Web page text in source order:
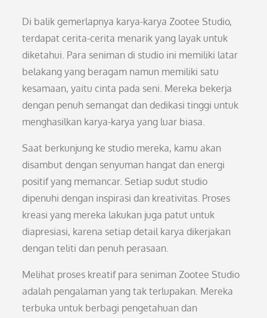
Di balik gemerlapnya karya-karya Zootee Studio,
terdapat cerita-cerita menarik yang layak untuk
diketahui. Para seniman di studio ini memiliki latar
belakang yang beragam namun memiliki satu
kesamaan, yaitu cinta pada seni. Mereka bekerja
dengan penuh semangat dan dedikasi tinggi untuk
menghasilkan karya-karya yang luar biasa.
Saat berkunjung ke studio mereka, kamu akan
disambut dengan senyuman hangat dan energi
positif yang memancar. Setiap sudut studio
dipenuhi dengan inspirasi dan kreativitas. Proses
kreasi yang mereka lakukan juga patut untuk
diapresiasi, karena setiap detail karya dikerjakan
dengan teliti dan penuh perasaan.
Melihat proses kreatif para seniman Zootee Studio
adalah pengalaman yang tak terlupakan. Mereka
terbuka untuk berbagi pengetahuan dan